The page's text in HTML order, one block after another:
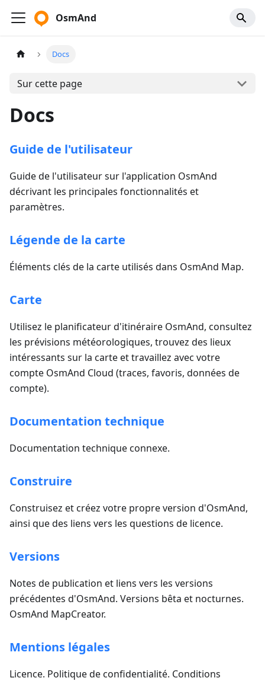
OsmAnd
Docs
Sur cette page
Docs
Guide de l'utilisateur
Guide de l'utilisateur sur l'application OsmAnd
décrivant les principales fonctionnalités et
paramètres.
Légende de la carte
Éléments clés de la carte utilisés dans OsmAnd Map.
Carte
Utilisez le planificateur d'itinéraire OsmAnd, consultez
les prévisions météorologiques, trouvez des lieux
intéressants sur la carte et travaillez avec votre
compte OsmAnd Cloud (traces, favoris, données de
compte).
Documentation technique
Documentation technique connexe.
Construire
Construisez et créez votre propre version d'OsmAnd,
ainsi que des liens vers les questions de licence.
Versions
Notes de publication et liens vers les versions
précédentes d'OsmAnd. Versions bêta et nocturnes.
OsmAnd MapCreator.
Mentions légales
Licence. Politique de confidentialité. Conditions